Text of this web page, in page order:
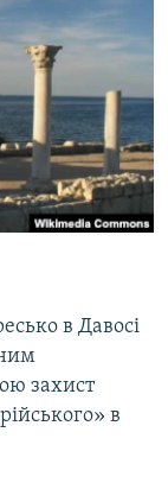
в Давосі
захист
в